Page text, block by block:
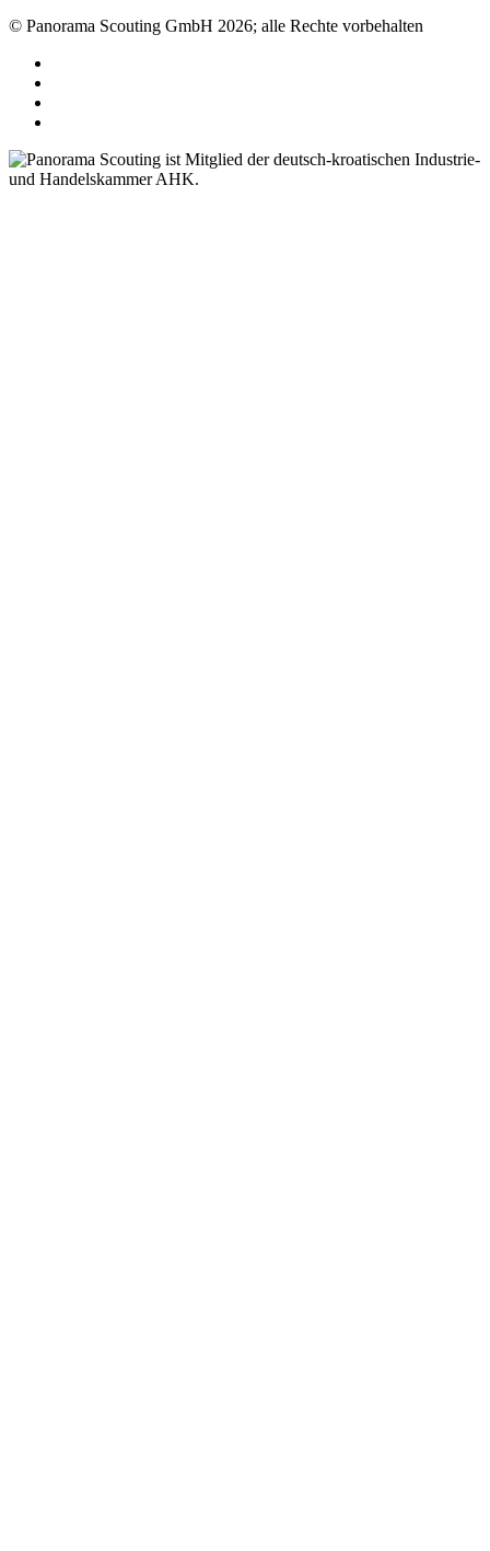
© Panorama Scouting GmbH 2026; alle Rechte vorbehalten